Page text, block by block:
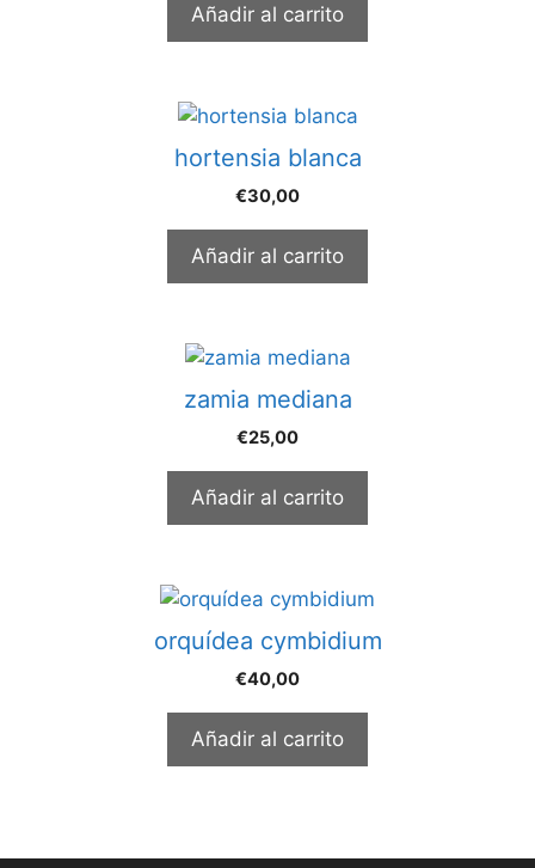
Añadir al carrito
hortensia blanca
€30,00
Añadir al carrito
zamia mediana
€25,00
Añadir al carrito
orquídea cymbidium
€40,00
Añadir al carrito